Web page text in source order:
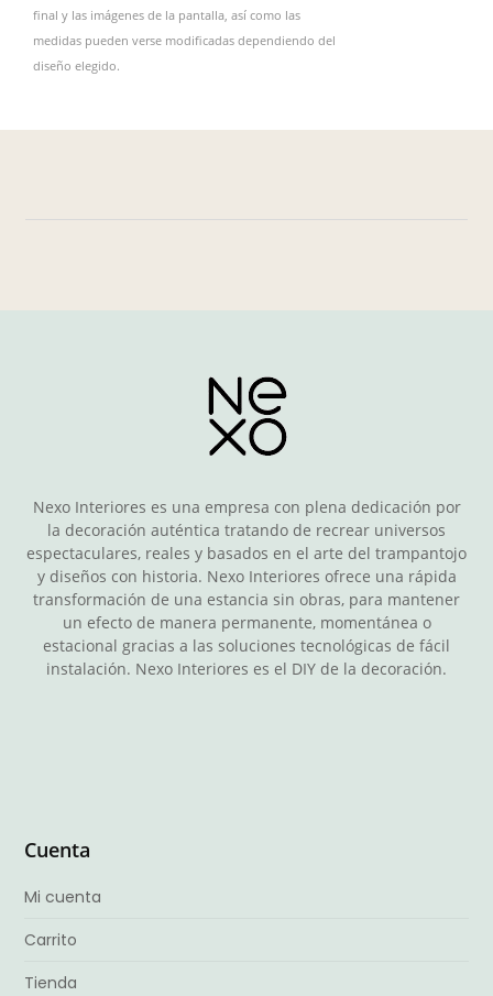
final y las imágenes de la pantalla, así como las
medidas pueden verse modificadas dependiendo del
diseño elegido.
Nexo Interiores es una empresa con plena dedicación por
la decoración auténtica tratando de recrear universos
espectaculares, reales y basados en el arte del trampantojo
y diseños con historia. Nexo Interiores ofrece una rápida
transformación de una estancia sin obras, para mantener
un efecto de manera permanente, momentánea o
estacional gracias a las soluciones tecnológicas de fácil
instalación. Nexo Interiores es el DIY de la decoración.
Cuenta
Mi cuenta
Carrito
Tienda